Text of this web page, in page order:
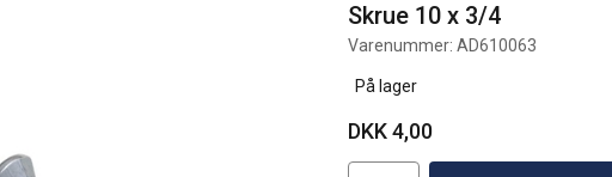
Skrue 10 x 3/4
Varenummer:AD610063
På lager
DKK 4,00